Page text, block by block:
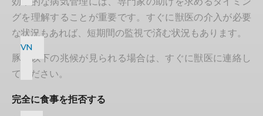
VN
グを理解することが重要です。すぐに獣医の介入が必要
な状況もあれば、短期間の監視で済む状況もあります。
豚に以下の兆候が見られる場合は、すぐに獣医に連絡し
てください。
完全に食事を拒否する